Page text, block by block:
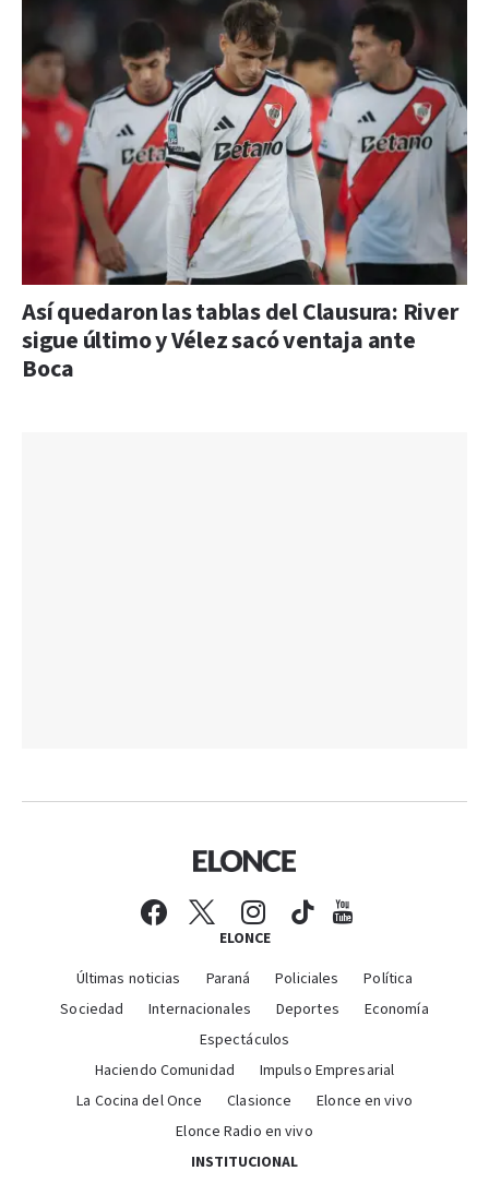
Así quedaron las tablas del Clausura: River
sigue último y Vélez sacó ventaja ante
Boca
ELONCE
Últimas noticias Paraná Policiales
Política
Sociedad
Internacionales Deportes
Economía
Espectáculos
Haciendo Comunidad
Impulso Empresarial
La Cocina del Once
Clasionce
Elonce en vivo
Elonce Radio en vivo
INSTITUCIONAL